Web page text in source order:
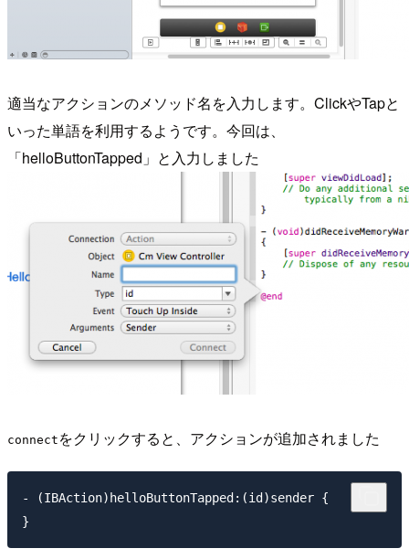
適当なアクションのメソッド名を入力します。ClickやTapと
いった単語を利用するようです。今回は、
「helloButtonTapped」と入力しました
connect をクリックすると、アクションが追加されました
- (IBAction)helloButtonTapped:(id)sender {